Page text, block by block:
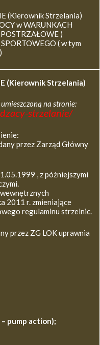
(Kierownik Strzelania)
w WARUNKACH
)
( w tym
(Kierownik Strzelania)
na stronie:
strzelanie/
przez Zarząd Główny
, z późniejszymi
2011 r. zmieniające
regulaminu strzelnic.
przez ZG LOK uprawnia
pump action);